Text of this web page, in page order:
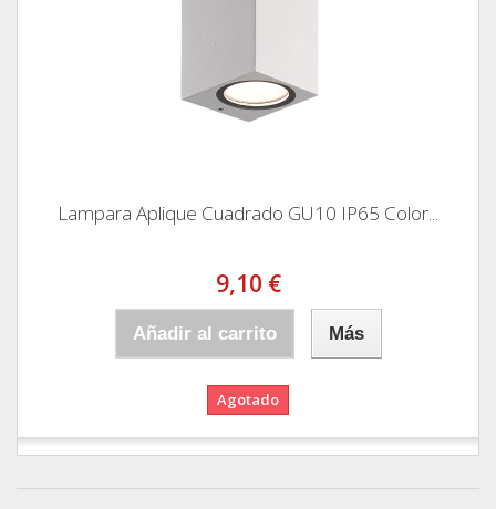
Lampara Aplique Cuadrado GU10 IP65 Color...
9,10 €
Añadir al carrito Más
Agotado